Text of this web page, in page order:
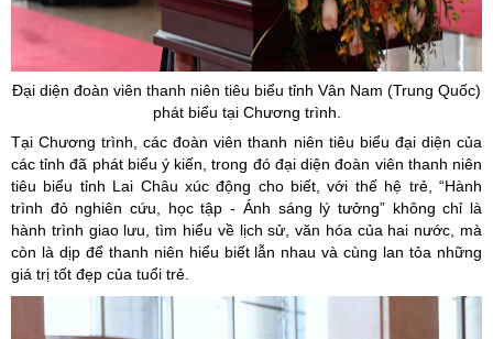
Đại diện đoàn viên thanh niên tiêu biểu tỉnh Vân Nam (Trung Quốc)
phát biểu tại Chương trình.
Tại Chương trình, các đoàn viên thanh niên tiêu biểu đại diện của
các tỉnh đã phát biểu ý kiến, trong đó đại diện đoàn viên thanh niên
tiêu biểu tỉnh Lai Châu xúc động cho biết, với thế hệ trẻ, “Hành
trình đỏ nghiên cứu, học tập - Ánh sáng lý tưởng” không chỉ là
hành trình giao lưu, tìm hiểu về lịch sử, văn hóa của hai nước, mà
còn là dịp để thanh niên hiểu biết lẫn nhau và cùng lan tỏa những
giá trị tốt đẹp của tuổi trẻ.